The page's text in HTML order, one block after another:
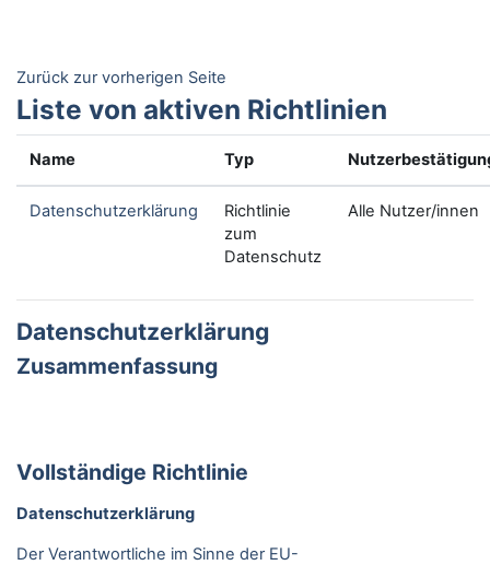
Zurück zur vorherigen Seite
Liste von aktiven Richtlinien
Name Typ
Datenschutzerklärung
Richtlinie
zum
Datenschutz
Alle Nutzer/innen
Datenschutzerklärung
Zusammenfassung
Vollständige Richtlinie
Datenschutzerklärung
Der Verantwortliche im Sinne der EU-